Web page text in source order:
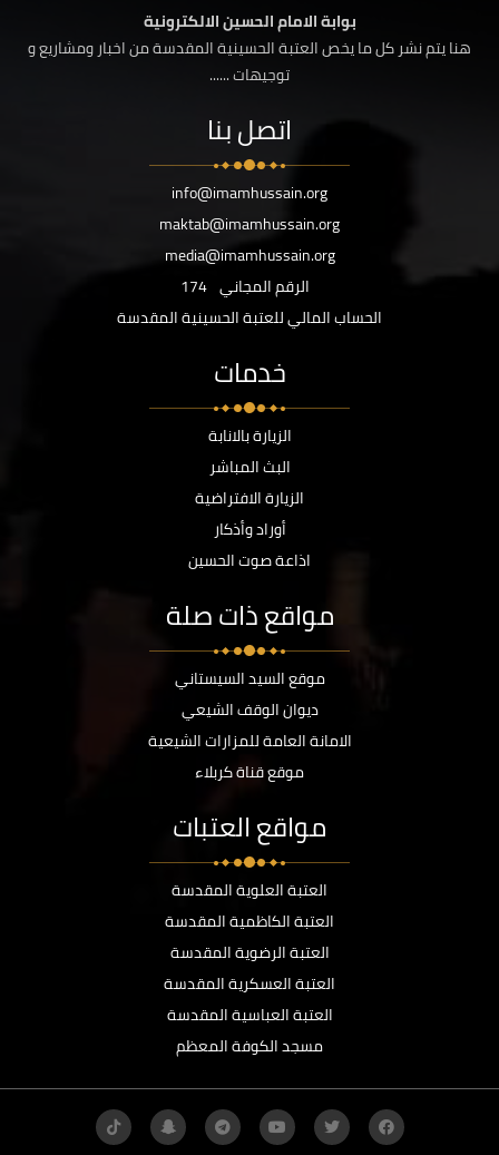
بوابة الامام الحسين الالكترونية
هنا يتم نشر كل ما يخص العتبة الحسينية المقدسة من اخبار ومشاريع و
توجيهات ......
اتصل بنا
info@imamhussain.org
maktab@imamhussain.org
media@imamhussain.org
الرقم المجاني 174
الحساب المالي للعتبة الحسينية المقدسة
خدمات
الزيارة بالانابة
البث المباشر
الزيارة الافتراضية
أوراد وأذكار
اذاعة صوت الحسين
مواقع ذات صلة
موقع السيد السيستاني
ديوان الوقف الشيعي
الامانة العامة للمزارات الشيعية
موقع قناة كربلاء
مواقع العتبات
العتبة العلوية المقدسة
العتبة الكاظمية المقدسة
العتبة الرضوية المقدسة
العتبة العسكرية المقدسة
العتبة العباسية المقدسة
مسجد الكوفة المعظم